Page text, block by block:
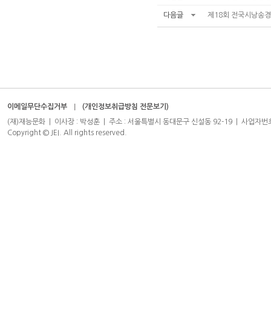
다음글 제18회 전국시낭송
이메일무단수집거부 (개인정보취급방침 전문보기)
(재)재능문화 | 이사장 : 박성훈 | 주소 : 서울특별시 동대문구 신설동 92-19 | 사
Copyright © JEI. All rights reserved.